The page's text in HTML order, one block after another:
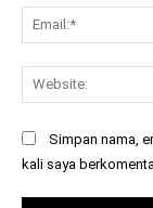
Simpan nama,
kali saya